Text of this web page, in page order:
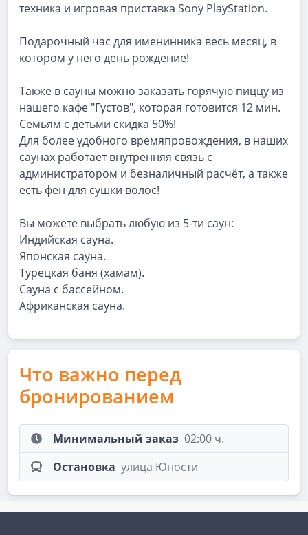
техника и игровая приставка Sony PlayStation.
Подарочный час для именинника весь месяц, в
котором у него день рождение!
Также в сауны можно заказать горячую пиццу из
нашего кафе "Густов", которая готовится 12 мин.
Семьям с детьми скидка 50%!
Для более удобного времяпровождения, в наших
саунах работает внутренняя связь с
администратором и безналичный расчёт, а также
есть фен для сушки волос!
Вы можете выбрать любую из 5-ти саун:
Индийская сауна.
Японская сауна.
Турецкая баня (хамам).
Сауна с бассейном.
Африканская сауна.
Что важно перед
бронированием
Минимальный заказ 02:00 ч.
Остановка улица Юности